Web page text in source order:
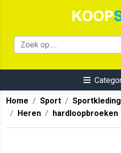
Home Sport Sportkleding
Heren
hardloopbroeken